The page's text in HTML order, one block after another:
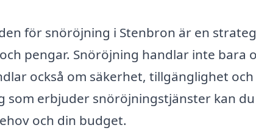
för snöröjning i Stenbron är en
pengar. Snöröjning handlar inte bara
också om säkerhet, tillgänglighet
som erbjuder snöröjningstjänster kan
och din budget.